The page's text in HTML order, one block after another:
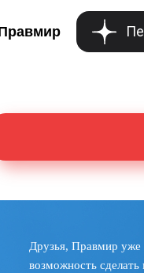
Друзья, Правмир уже
возможность